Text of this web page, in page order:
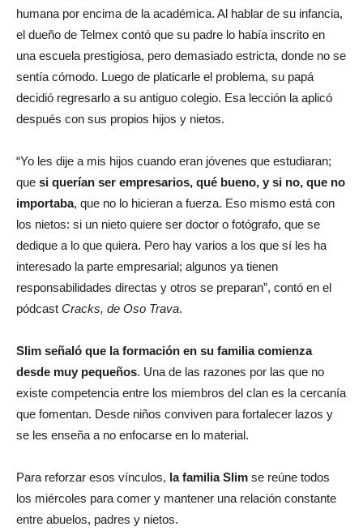
humana por encima de la académica. Al hablar de su infancia,
el dueño de Telmex contó que su padre lo había inscrito en
una escuela prestigiosa, pero demasiado estricta, donde no se
sentía cómodo. Luego de platicarle el problema, su papá
decidió regresarlo a su antiguo colegio. Esa lección la aplicó
después con sus propios hijos y nietos.
“Yo les dije a mis hijos cuando eran jóvenes que estudiaran;
que si querían ser empresarios, qué bueno, y si no, que no
importaba, que no lo hicieran a fuerza. Eso mismo está con
los nietos: si un nieto quiere ser doctor o fotógrafo, que se
dedique a lo que quiera. Pero hay varios a los que sí les ha
interesado la parte empresarial; algunos ya tienen
responsabilidades directas y otros se preparan”, contó en el
pódcast Cracks, de Oso Trava.
Slim señaló que la formación en su familia comienza
desde muy pequeños. Una de las razones por las que no
existe competencia entre los miembros del clan es la cercanía
que fomentan. Desde niños conviven para fortalecer lazos y
se les enseña a no enfocarse en lo material.
Para reforzar esos vínculos, la familia Slim se reúne todos
los miércoles para comer y mantener una relación constante
entre abuelos, padres y nietos.